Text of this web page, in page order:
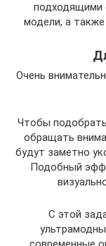
подходящими
модели, а также
Очень
Чтобы
обращать
будут заметно
Подобный
С этой